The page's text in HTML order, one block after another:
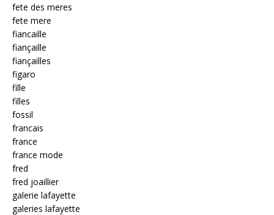
fete des meres
fete mere
fiancaille
fiançaille
fiançailles
figaro
fille
filles
fossil
francais
france
france mode
fred
fred joaillier
galerie lafayette
galeries lafayette